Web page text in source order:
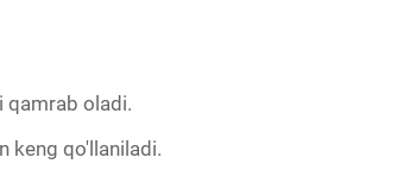
qamrab oladi.
keng qo'llaniladi.